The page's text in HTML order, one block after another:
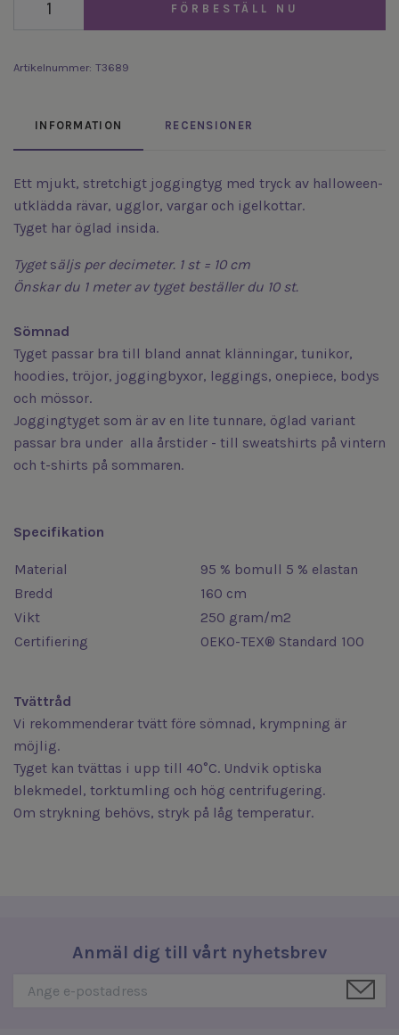
FÖRBESTÄLL NU
Artikelnummer: T3689
INFORMATION RECENSIONER
Ett mjukt, stretchigt joggingtyg med tryck av halloween-
utklädda rävar, ugglor, vargar och igelkottar.
Tyget har öglad insida.
Tyget säljsper decimeter. 1 st = 10 cm
Önskar du 1 meter av tyget beställer du 10 st.
Sömnad
Tyget passar bra till bland annat klänningar, tunikor,
hoodies, tröjor, joggingbyxor, leggings, onepiece, bodys
och mössor.
Joggingtyget som är av en lite tunnare, öglad variant
passar bra under alla årstider - till sweatshirts på vintern
och t-shirts på sommaren.
Specifikation
Material
95 % bomull 5 % elastan
Bredd
160 cm
Vikt
250 gram/m2
Certifiering
OEKO-TEX® Standard 100
Tvättråd
Vi rekommenderar tvätt före sömnad, krympning är
möjlig.
Tyget kan tvättas i upp till 40°C. Undvik optiska
blekmedel, torktumling och hög centrifugering.
Om strykning behövs, stryk på låg temperatur.
Anmäl dig till vårt nyhetsbrev